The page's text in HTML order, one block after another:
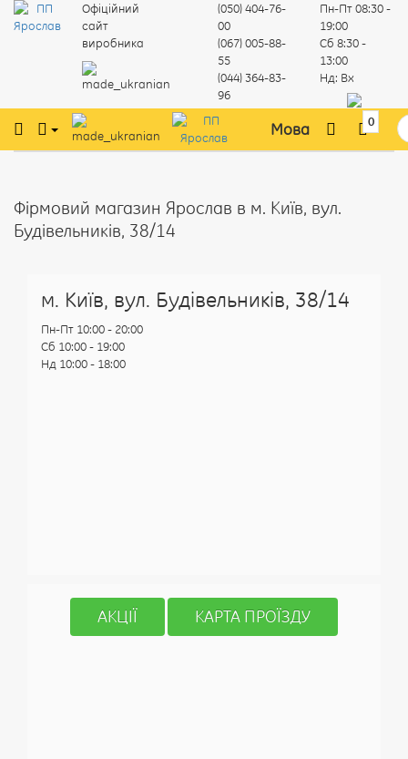
Офіційний
сайт
виробника
(050) 404-76-
00
(067) 005-88-
55
(044) 364-83-
96
Пн-Пт08:30 -
19:00
Сб 8:30 -
13:00
Нд: Вх
Мова 0
Фірмовий магазин Ярослав в м. Київ, вул.
Будівельників, 38/14
м. Київ, вул. Будівельників, 38/14
Пн-Пт 10:00 - 20:00
Сб 10:00 - 19:00
Нд 10:00 - 18:00
АКЦІЇ КАРТА ПРОЇЗДУ